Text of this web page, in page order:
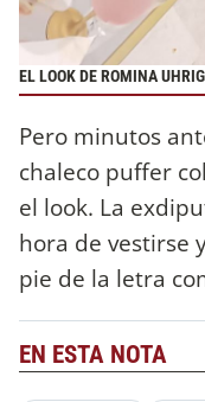
EL LOOK DE ROMINA
Pero minutos
chaleco puffer
el look. La
hora de vestirse
pie de la letra
EN ESTA NOTA